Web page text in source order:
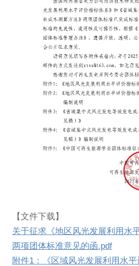
【文件下载】
关于征求《地区风光发展利用水
两项团体标准意见的函.pdf
附件1：《区域风光发展利用水